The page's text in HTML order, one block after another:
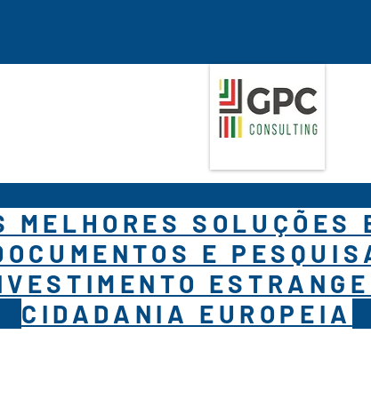
MELHORES SOLUÇÕES
E
CIDADANIA EUROPEIA